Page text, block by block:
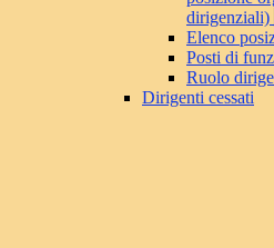
dirigenziali)
Elenco
Posti di
Ruolo
Dirigenti cessati